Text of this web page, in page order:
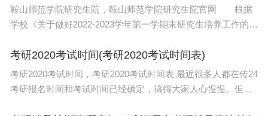
鞍山师范学院研究生院，鞍山师范学院研究生院官网 根据
学校《关于做好2022-2023学年第一学期末研究生培养工作的通
安排，12月13日，化学化工学院通过腾讯
考研2020考试时间(考研2020考试时间表)
考研2020考试时间，考研2020考试时间表 最近很多人都在传24
考研报名时间和考试时间已经确定，搞得大家人心惶惶。但其